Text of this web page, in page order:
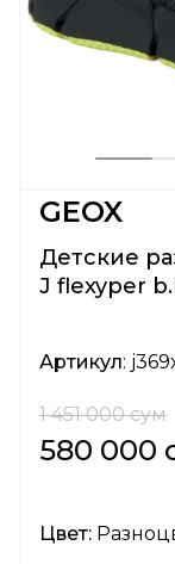
GEOX
Детские
J flexyper
Артикул:
1 451 000 сум
580 000
Цвет: